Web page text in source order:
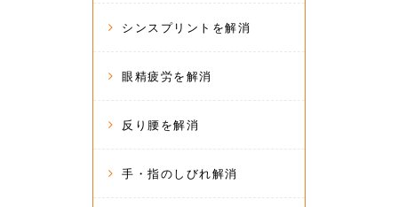
シンスプリントを解消
眼精疲労を解消
反り腰を解消
手・指のしびれ解消